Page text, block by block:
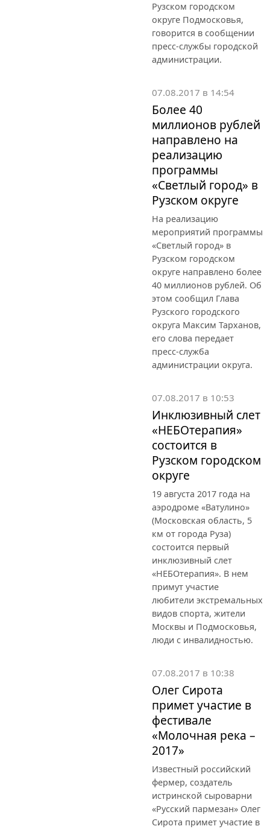
Рузском городском
округе Подмосковья,
говорится в сообщении
пресс-службы городской
администрации.
07.08.2017 в 14:54
Более 40
миллионов рублей
направлено на
реализацию
программы
«Светлый город» в
Рузском округе
На реализацию
мероприятий программы
«Светлый город» в
Рузском городском
округе направлено более
40 миллионов рублей. Об
этом сообщил Глава
Рузского городского
округа Максим Тарханов,
его слова передает
пресс-служба
администрации округа.
07.08.2017 в 10:53
Инклюзивный слет
«НЕБОтерапия»
состоится в
Рузском городском
округе
19 августа 2017 года на
аэродроме «Ватулино»
(Московская область, 5
км от города Руза)
состоится первый
инклюзивный слет
«НЕБОтерапия». В нем
примут участие
любители экстремальных
видов спорта, жители
Москвы и Подмосковья,
люди с инвалидностью.
07.08.2017 в 10:38
Олег Сирота
примет участие в
фестивале
«Молочная река –
2017»
Известный российский
фермер, создатель
истринской сыроварни
«Русский пармезан» Олег
Сирота примет участие в